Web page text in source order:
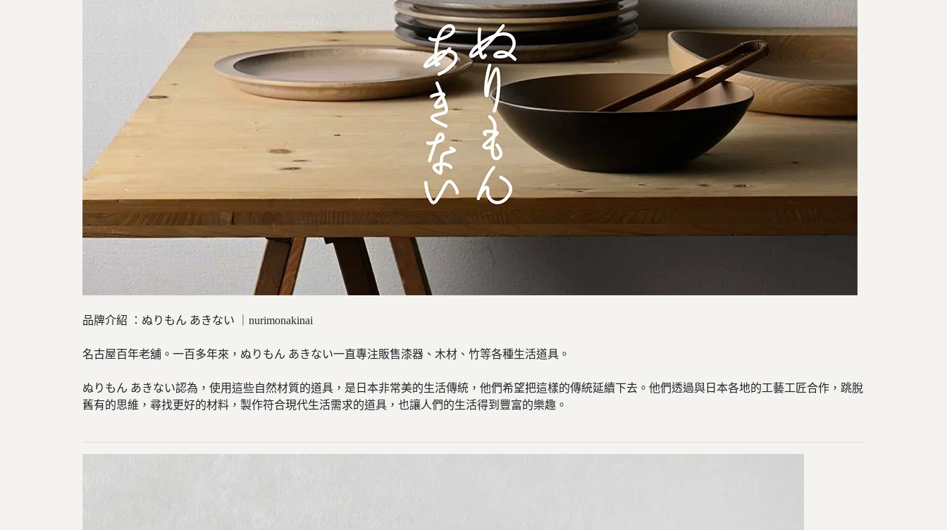
品牌介紹 ：ぬりもん あきない ｜nurimonakinai
名古屋百年老舖。一百多年來，ぬりもん あきない一直專注販售漆器、木材、竹等各種生活道具。
ぬりもん あきない認為，使用這些自然材質的道具，是日本非常美的生活傳統，他們希望把這樣的傳統延續下去。他們透過與日本各地的工藝工匠合作，跳脫
舊有的思維，尋找更好的材料，製作符合現代生活需求的道具，也讓人們的生活得到豐富的樂趣。